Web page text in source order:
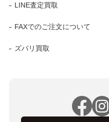
LINE査定買取
FAXでのご注文について
ズバリ買取